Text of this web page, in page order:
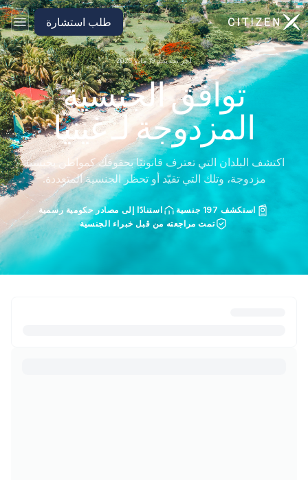
الانتقال إلى الصفحة الرئيسية لـ CitizenX طلب استشارة
آخر تحديث: 19 مايو 2026
توافق الجنسية
المزدوجة لـ غينيا
اكتشف البلدان التي تعترف قانونيًا بحقوقك كمواطن بجنسية
مزدوجة، وتلك التي تقيّد أو تحظر الجنسية المتعددة.
استكشف 197 جنسية
استنادًا إلى مصادر حكومية رسمية
تمت مراجعته من قبل خبراء الجنسية